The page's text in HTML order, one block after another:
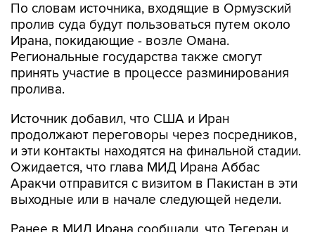
По словам источника, входящие в Ормузский
пролив суда будут пользоваться путем около
Ирана, покидающие - возле Омана.
Региональные государства также смогут
принять участие в процессе разминирования
пролива.
Источник добавил, что США и Иран
продолжают переговоры через посредников,
и эти контакты находятся на финальной стадии.
Ожидается, что глава МИД Ирана Аббас
Аракчи отправится с визитом в Пакистан в эти
выходные или в начале следующей недели.